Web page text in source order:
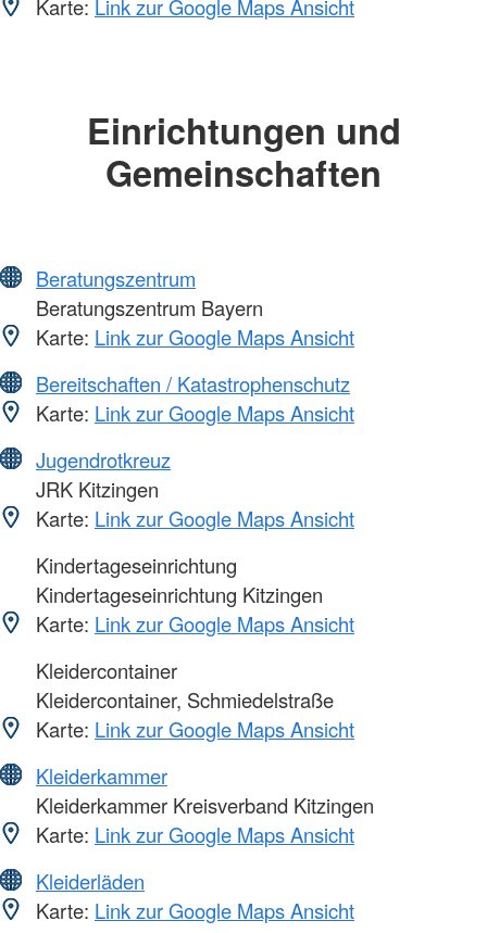
Karte: Link zur Google Maps Ansicht
Einrichtungen und
Gemeinschaften
Beratungszentrum
Beratungszentrum Bayern
Karte: Link zur Google Maps Ansicht
Bereitschaften / Katastrophenschutz
Karte: Link zur Google Maps Ansicht
Jugendrotkreuz
JRK Kitzingen
Karte: Link zur Google Maps Ansicht
Kindertageseinrichtung
Kindertageseinrichtung Kitzingen
Karte: Link zur Google Maps Ansicht
Kleidercontainer
Kleidercontainer, Schmiedelstraße
Karte: Link zur Google Maps Ansicht
Kleiderkammer
Kleiderkammer Kreisverband Kitzingen
Karte: Link zur Google Maps Ansicht
Kleiderläden
Karte: Link zur Google Maps Ansicht